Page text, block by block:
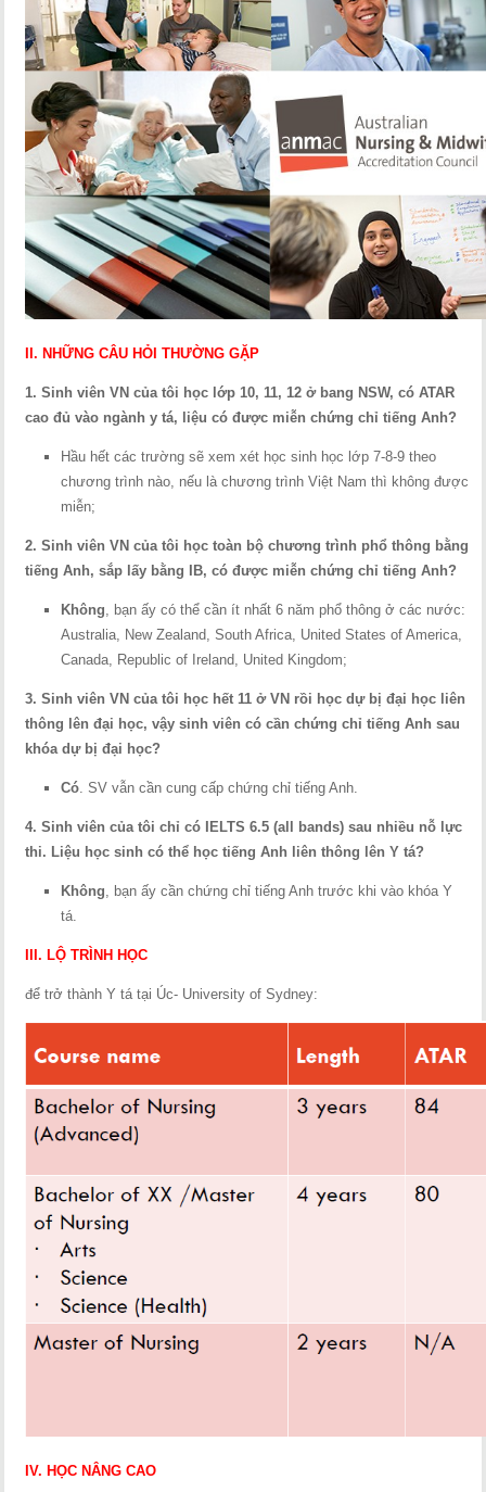
II. NHỮNG CÂU HỎI THƯỜNG GẶP
1. Sinh viên VN của tôi học lớp 10, 11, 12 ở bang NSW, có ATAR
cao đủ vào ngành y tá, liệu có được miễn chứng chỉ tiếng Anh?
Hầu hết các trường sẽ xem xét học sinh học lớp 7-8-9 theo
chương trình nào, nếu là chương trình Việt Nam thì không được
miễn;
2. Sinh viên VN của tôi học toàn bộ chương trình phổ thông bằng
tiếng Anh, sắp lấy bằng IB, có được miễn chứng chỉ tiếng Anh?
Không , bạn ấy có thể cần ít nhất 6 năm phổ thông ở các nước:
Australia, New Zealand, South Africa, United States of America,
Canada, Republic of Ireland, United Kingdom;
3. Sinh viên VN của tôi học hết 11 ở VN rồi học dự bị đại học liên
thông lên đại học, vậy sinh viên có cần chứng chỉ tiếng Anh sau
khóa dự bị đại học?
Có . SV vẫn cần cung cấp chứng chỉ tiếng Anh.
4. Sinh viên của tôi chỉ có IELTS 6.5 (all bands) sau nhiều nỗ lực
thi. Liệu học sinh có thể học tiếng Anh liên thông lên Y tá?
Không , bạn ấy cần chứng chỉ tiếng Anh trước khi vào khóa Y
tá.
III. LỘ TRÌNH HỌC
để trở thành Y tá tại Úc- University of Sydney:
IV. HỌC NÂNG CAO